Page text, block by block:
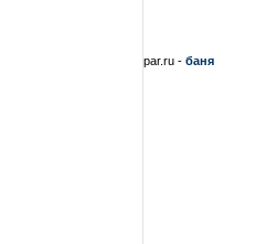
par.ru - баня